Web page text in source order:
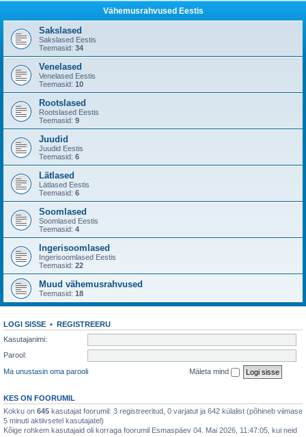
Vähemusrahvused Eestis
Sakslased
Sakslased Eestis
Teemasid: 34
Venelased
Venelased Eestis
Teemasid: 10
Rootslased
Rootslased Eestis
Teemasid: 9
Juudid
Juudid Eestis
Teemasid: 6
Lätlased
Lätlased Eestis
Teemasid: 6
Soomlased
Soomlased Eestis
Teemasid: 4
Ingerisoomlased
Ingerisoomlased Eestis
Teemasid: 22
Muud vähemusrahvused
Teemasid: 18
LOGI SISSE • REGISTREERU
Kasutajanimi:
Parool:
Ma unustasin oma parooli
Mäleta mind
KES ON FOORUMIL
Kokku on 645 kasutajat foorumil: 3 registreeritud, 0 varjatut ja 642 külalist (põhineb viimase
5 minuti aktiivsetel kasutajatel)
Kõige rohkem kasutajaid oli korraga foorumil Esmaspäev 04. Mai 2026, 11:47:05, kui neid